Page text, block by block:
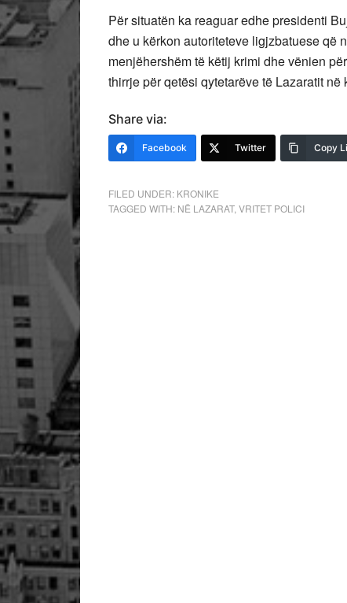
Për situatën ka reaguar edhe presidenti
dhe u kërkon autoriteteve ligjzbatuese që
menjëhershëm të këtij krimi dhe vënien
thirrje për qetësi qytetarëve të Lazaratit në
Share via:
Facebook Twitter Copy
FILED UNDER: KRONIKE
TAGGED WITH: NË LAZARAT, VRITET POLICI